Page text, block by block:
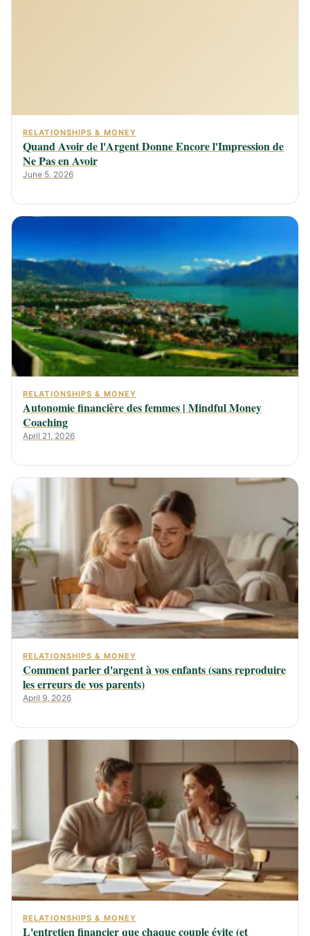
RELATIONSHIPS & MONEY
Quand Avoir de l'Argent Donne Encore l'Impression de
Ne Pas en Avoir
June 5, 2026
RELATIONSHIPS & MONEY
Autonomie financière des femmes | Mindful Money
Coaching
April 21, 2026
RELATIONSHIPS & MONEY
Comment parler d'argent à vos enfants (sans reproduire
les erreurs de vos parents)
April 9, 2026
RELATIONSHIPS & MONEY
L'entretien financier que chaque couple évite (et